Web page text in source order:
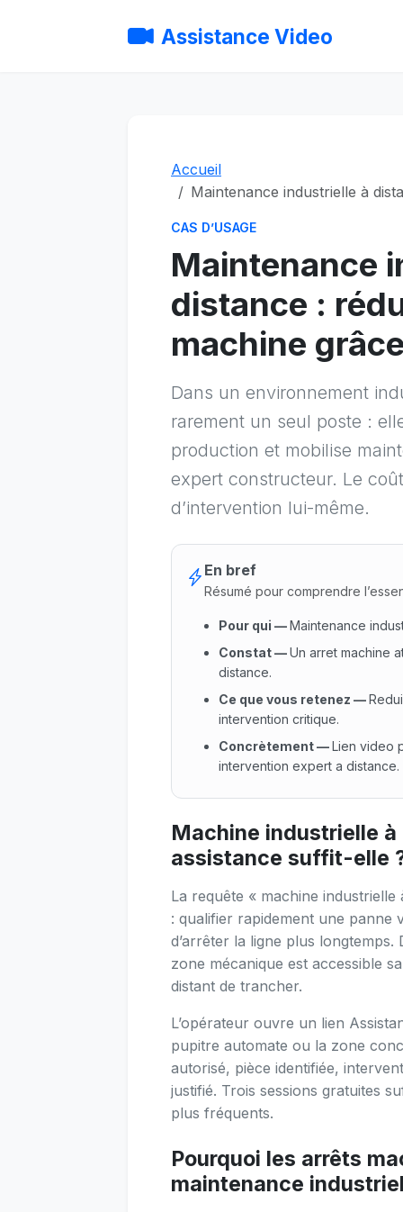
Assistance Video
Accueil
Maintenance industrielle à
CAS D’USAGE
Maintenance
distance :
machine
Dans un environnement
rarement un seul poste :
production et mobilise
expert constructeur. Le
d’intervention lui-même.
En bref
Résumé pour comprendre
Pour qui —Maintenance
Constat—Un arret machine
distance.
Ce que vous retenez —
intervention critique.
Concrètement—Lien video
intervention expert a distance.
Pour qui : Maintenance
Machine industrielle
assistance suffit-elle
La requête « machine
: qualifier rapidement une panne
d’arrêter la ligne plus
zone mécanique est accessible
distant de trancher.
L’opérateur ouvre un lien
pupitre automate ou la zone
autorisé, pièce identifiée,
justifié. Trois sessions gratuites
plus fréquents.
Pourquoi les arrêts
maintenance